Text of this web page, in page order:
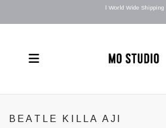
l World Wide Shipping
BEATLE KILLA AJI